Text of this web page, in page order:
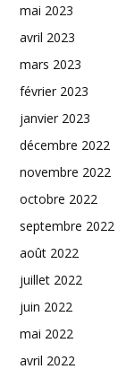
mai 2023
avril 2023
mars 2023
février 2023
janvier 2023
décembre 2022
novembre 2022
octobre 2022
septembre 2022
août 2022
juillet 2022
juin 2022
mai 2022
avril 2022